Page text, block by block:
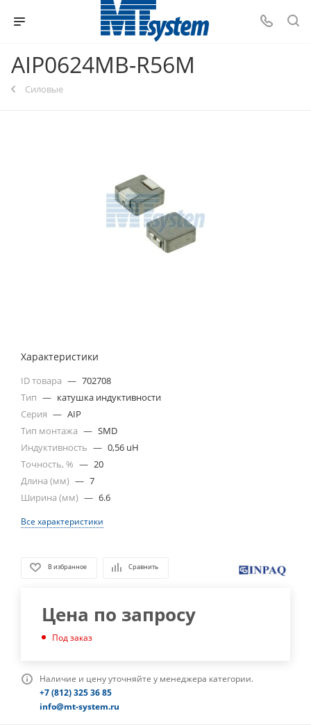
AIP0624MB-R56M
Силовые
Характеристики
ID товара — 702708
Тип — катушка индуктивности
Серия — AIP
Тип монтажа — SMD
Индуктивность — 0,56 uH
Точность, % — 20
Длина (мм) — 7
Ширина (мм) — 6.6
Все характеристики
В избранное Сравнить
Цена по запросу
Под заказ
Наличие и цену уточняйте у менеджера категории.
+7 (812) 325 36 85
info@mt-system.ru